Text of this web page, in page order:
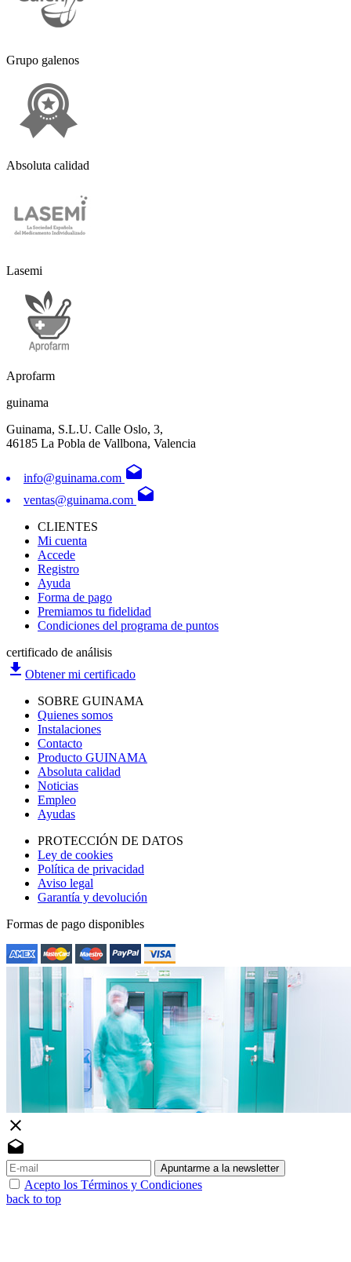
Grupo galenos
Absoluta calidad
Lasemi
Aprofarm
guinama
Guinama, S.L.U. Calle Oslo, 3,
46185 La Pobla de Vallbona, Valencia
info@guinama.com drafts
ventas@guinama.com drafts
CLIENTES
Mi cuenta
Accede
Registro
Ayuda
Forma de pago
Premiamos tu fidelidad
Condiciones del programa de puntos
certificado de análisis
file_download Obtener mi certificado
SOBRE GUINAMA
Quienes somos
Instalaciones
Contacto
Producto GUINAMA
Absoluta calidad
Noticias
Empleo
Ayudas
PROTECCIÓN DE DATOS
Ley de cookies
Política de privacidad
Aviso legal
Garantía y devolución
Formas de pago disponibles
close
drafts
Apuntarme a la newsletter
Acepto los Términos y Condiciones
back to top